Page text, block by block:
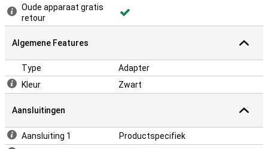
Oude apparaat gratis
retour
Algemene Features
Type
Adapter
Kleur
Zwart
Aansluitingen
Aansluiting 1
Productspecifiek